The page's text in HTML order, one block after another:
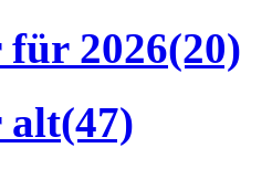
2026(20)
alt(47)